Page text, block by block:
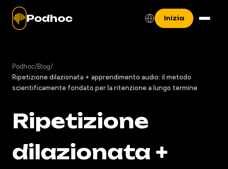
Podhoc Inizia
Podhoc/Blog/
Ripetizione dilazionata + apprendimento audio: il metodo
scientificamente fondato per la ritenzione a lungo termine
Ripetizione
dilazionata +